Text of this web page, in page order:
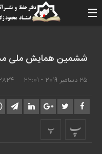
ششمین همایش ملی
25 دسامبر 2019 - 22:01
پ پ